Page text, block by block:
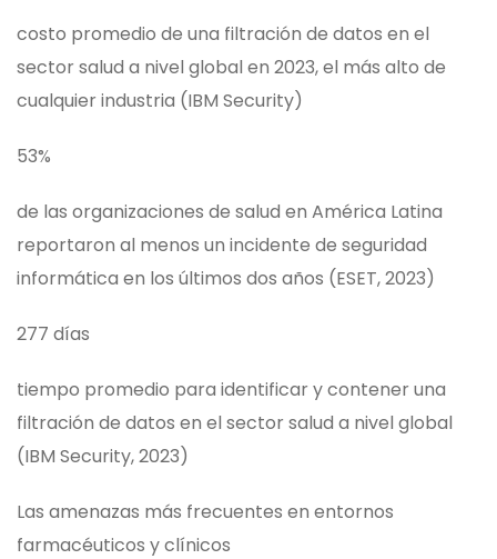
costo promedio de una filtración de datos en el
sector salud a nivel global en 2023, el más alto de
cualquier industria (IBM Security)
53%
de las organizaciones de salud en América Latina
reportaron al menos un incidente de seguridad
informática en los últimos dos años (ESET, 2023)
277 días
tiempo promedio para identificar y contener una
filtración de datos en el sector salud a nivel global
(IBM Security, 2023)
Las amenazas más frecuentes en entornos
farmacéuticos y clínicos